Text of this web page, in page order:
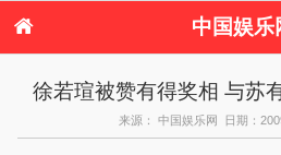
中国娱乐
港台娱乐
日本娱乐
音乐新闻
徐若瑄被赞有得奖相 与苏
来源： 中国娱乐网 日期：